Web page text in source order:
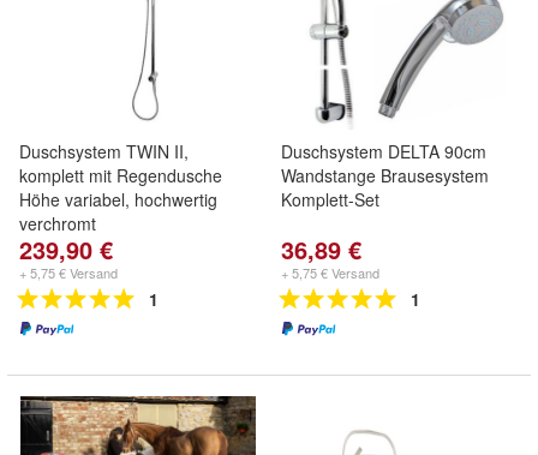
Duschsystem TWIN II,
komplett mit Regendusche
Höhe variabel, hochwertig
verchromt
239,90 €
+ 5,75 € Versand
1
Duschsystem DELTA 90cm
Wandstange Brausesystem
Komplett-Set
36,89 €
+ 5,75 € Versand
1